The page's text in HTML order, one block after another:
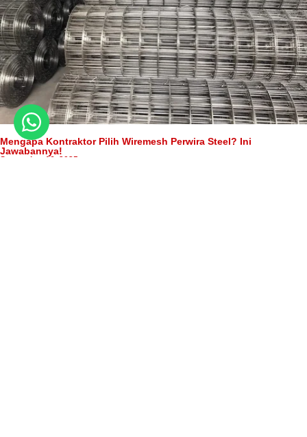
Mengapa Kontraktor Pilih Wiremesh Perwira Steel? Ini
Jawabannya!
September 16, 2025